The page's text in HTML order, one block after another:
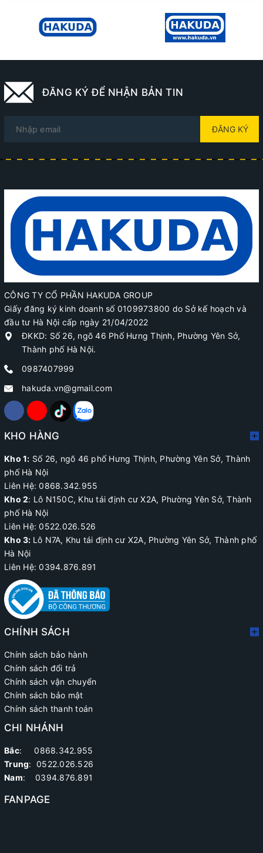
ĐĂNG KÝ ĐỂ NHẬN BẢN TIN
ĐĂNG KÝ
CÔNG TY CỔ PHẦN HAKUDA GROUP
Giấy đăng ký kinh doanh số 0109973800 do Sở kế hoạch và
đầu tư Hà Nội cấp ngày 21/04/2022
ĐKKD: Số 26, ngõ 46 Phố Hưng Thịnh, Phường Yên Sở,
Thành phố Hà Nội.
0987407999
hakuda.vn@gmail.com
KHO HÀNG
Kho 1: Số 26, ngõ 46 phố Hưng Thịnh, Phường Yên Sở, Thành
phố Hà Nội
Liên Hệ: 0868.342.955
Kho 2: Lô N150C, Khu tái định cư X2A, Phường Yên Sở, Thành
phố Hà Nội
Liên Hệ:0522.026.526
Kho 3: Lô N7A, Khu tái định cư X2A, Phường Yên Sở, Thành phố
Hà Nội
Liên Hệ: 0394.876.891
CHÍNH SÁCH
Chính sách bảo hành
Chính sách đổi trả
Chính sách vận chuyển
Chính sách bảo mật
Chính sách thanh toán
CHI NHÁNH
Bắc: 0868.342.955
Trung: 0522.026.526
Nam: 0394.876.891
FANPAGE